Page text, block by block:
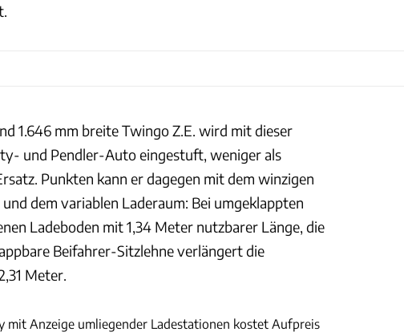
1.646 mm breite Twingo Z.E. wird mit dieser
und Pendler-Auto eingestuft, weniger als
Punkten kann er dagegen mit dem winzigen
dem variablen Laderaum: Bei umgeklappten
Ladeboden mit 1,34 Meter nutzbarer Länge, die
Beifahrer-Sitzlehne verlängert die
Meter.
mit Anzeige umliegender Ladestationen kostet Aufpreis